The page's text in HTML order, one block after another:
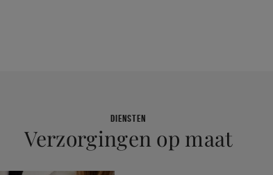
DIENSTEN
Verzorgingen op maat